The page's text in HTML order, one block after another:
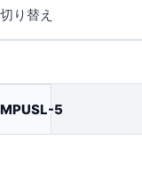
り替え
5